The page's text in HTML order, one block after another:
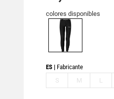
colores disponibles
ES
Fabricante
S
M L